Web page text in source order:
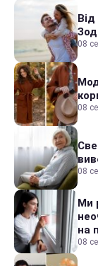
08
08
08
Ми
на
08